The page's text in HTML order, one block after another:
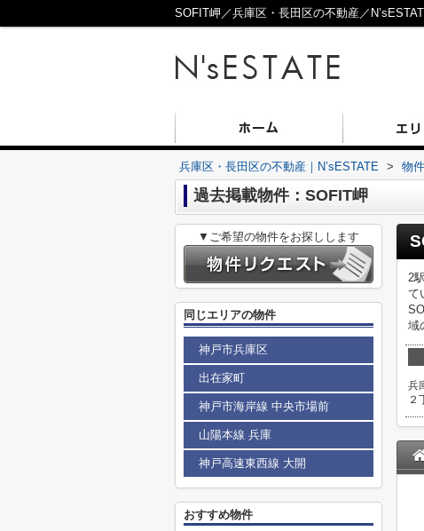
SOFIT岬／兵庫区・長田区の不動産／
兵庫区・長田区の不動産｜N’sESTATE > 物
過去掲載物件：SOFIT岬
2
て
域
兵
２
▼ご希望の物件をお探しします
同じエリアの物件
神戸市兵庫区
出在家町
神戸市海岸線 中央市場前
山陽本線 兵庫
神戸高速東西線 大開
おすすめ物件